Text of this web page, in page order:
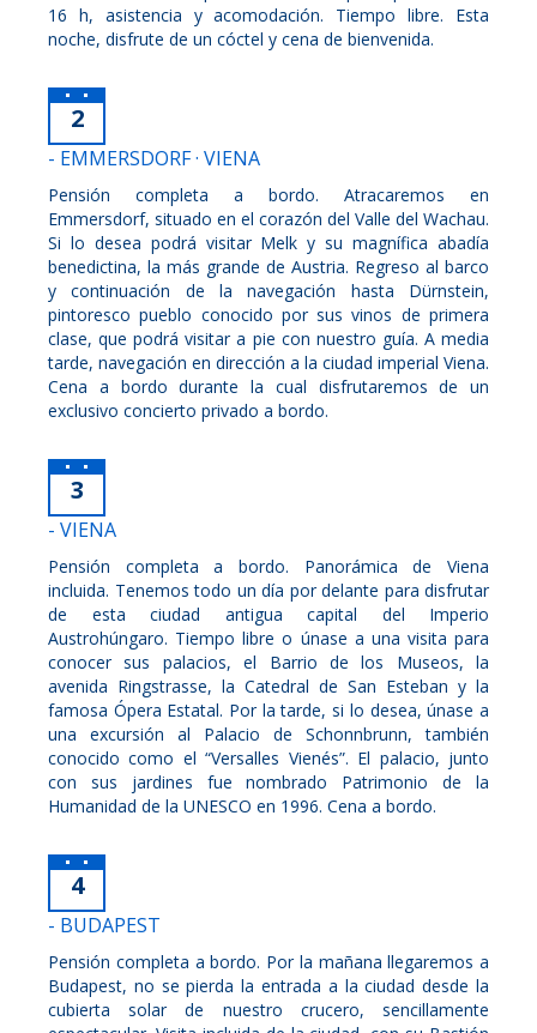
16 h, asistencia y acomodación. Tiempo libre. Esta
noche, disfrute de un cóctel y cena de bienvenida.
2
- EMMERSDORF · VIENA
Pensión completa a bordo. Atracaremos en
Emmersdorf, situado en el corazón del Valle del Wachau.
Si lo desea podrá visitar Melk y su magnífica abadía
benedictina, la más grande de Austria. Regreso al barco
y continuación de la navegación hasta Dürnstein,
pintoresco pueblo conocido por sus vinos de primera
clase, que podrá visitar a pie con nuestro guía. A media
tarde, navegación en dirección a la ciudad imperial Viena.
Cena a bordo durante la cual disfrutaremos de un
exclusivo concierto privado a bordo.
3
- VIENA
Pensión completa a bordo. Panorámica de Viena
incluida. Tenemos todo un día por delante para disfrutar
de esta ciudad antigua capital del Imperio
Austrohúngaro. Tiempo libre o únase a una visita para
conocer sus palacios, el Barrio de los Museos, la
avenida Ringstrasse, la Catedral de San Esteban y la
famosa Ópera Estatal. Por la tarde, si lo desea, únase a
una excursión al Palacio de Schonnbrunn, también
conocido como el “Versalles Vienés”. El palacio, junto
con sus jardines fue nombrado Patrimonio de la
Humanidad de la UNESCO en 1996. Cena a bordo.
4
- BUDAPEST
Pensión completa a bordo. Por la mañana llegaremos a
Budapest, no se pierda la entrada a la ciudad desde la
cubierta solar de nuestro crucero, sencillamente